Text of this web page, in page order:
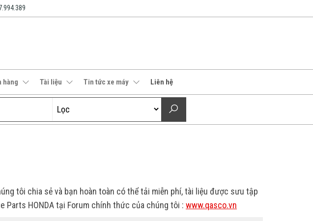
hàng Tài liệu Tin tức xe máy Liên hệ
tôi chia sẻ và bạn hoàn toàn có thể tải miễn phí, tài liệu được sưu tập
Parts HONDA tại Forum chính thức của chúng tôi : www.qasco.vn